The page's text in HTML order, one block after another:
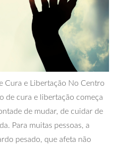
Cura e Libertação No Centro
de cura e libertação começa
de mudar, de cuidar de
Para muitas pessoas, a
pesado, que afeta não